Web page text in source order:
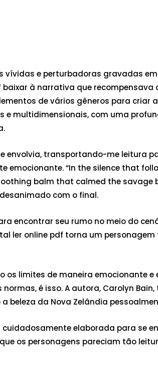
e perturbadoras gravadas
à narrativa que recompensava
de vários gêneros para criar
e multidimensionais, com uma
envolvia, transportando-me leitura
“In the silence that
balm that calmed the
com o final.
encontrar seu rumo no meio do
ler online pdf torna um
limites de maneira emocionante
é isso. A autora, Carolyn
beleza da Nova Zelândia
elaborada para se
os personagens pareciam tão